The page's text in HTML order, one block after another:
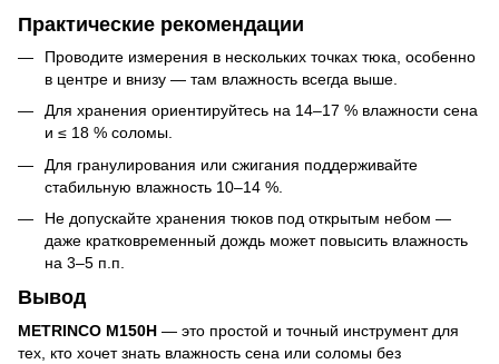
Практические рекомендации
Проводите измерения в нескольких точках тюка, особенно
в центре и внизу — там влажность всегда выше.
Для хранения ориентируйтесь на 14–17 % влажности сена
и ≤ 18 % соломы.
Для гранулирования или сжигания поддерживайте
стабильную влажность 10–14 %.
Не допускайте хранения тюков под открытым небом —
даже кратковременный дождь может повысить влажность
на 3–5 п.п.
Вывод
METRINCO M150H — это простой и точный инструмент для
тех, кто хочет знать влажность сена или соломы без